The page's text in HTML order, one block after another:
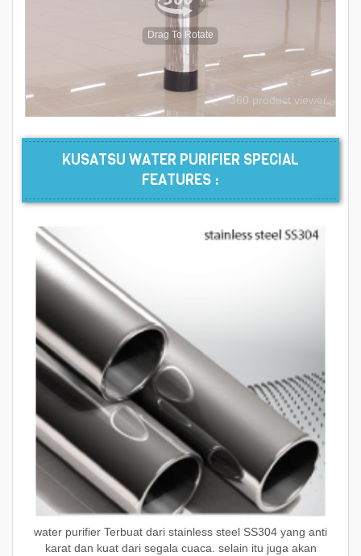
360 product viewer
Drag To Rotate
KUSATSU WATER PURIFIER SPECIAL
FEATURES :
water purifier Terbuat dari stainless steel SS304 yang anti
karat dan kuat dari segala cuaca. selain itu juga akan